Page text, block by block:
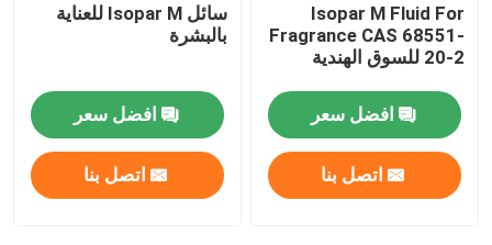
Isopar M Fluid For
Fragrance CAS 68551-
20-2 للسوق الهندية
افضل سعر
اتصل بنا
سائل Isopar M للعناية
بالبشرة
افضل سعر
اتصل بنا